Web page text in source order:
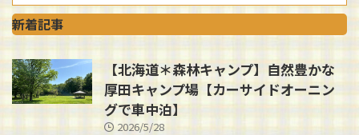
新着記事
【北海道＊森林キャンプ】自然豊かな
厚田キャンプ場【カーサイドオーニン
グで車中泊】
2026/5/28